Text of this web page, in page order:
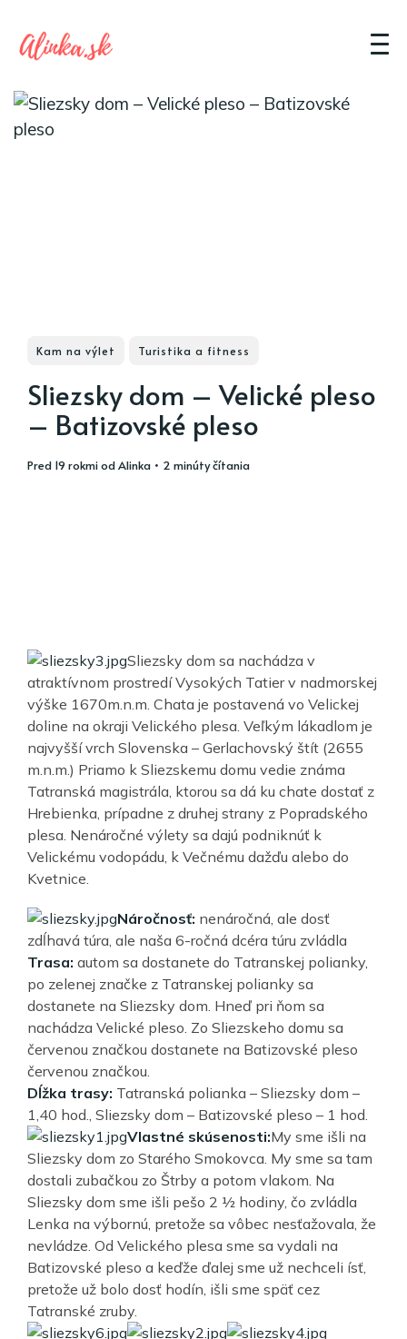
Kam na výlet Turistika a fitness
Sliezsky dom – Velické pleso
– Batizovské pleso
pred 19 rokmiodAlinka • 2 minúty čítania
Sliezsky dom sa nachádza v
atraktívnom prostredí Vysokých Tatier v nadmorskej
výške 1670m.n.m. Chata je postavená vo Velickej
doline na okraji Velického plesa. Veľkým lákadlom je
najvyšší vrch Slovenska – Gerlachovský štít (2655
m.n.m.) Priamo k Sliezskemu domu vedie známa
Tatranská magistrála, ktorou sa dá ku chate dostať z
Hrebienka, prípadne z druhej strany z Popradského
plesa. Nenáročné výlety sa dajú podniknúť k
Velickému vodopádu, k Večnému dažďu alebo do
Kvetnice.
Náročnosť: nenáročná, ale dosť
zdĺhavá túra, ale naša 6-ročná dcéra túru zvládla
Trasa: autom sa dostanete do Tatranskej polianky,
po zelenej značke z Tatranskej polianky sa
dostanete na Sliezsky dom. Hneď pri ňom sa
nachádza Velické pleso. Zo Sliezskeho domu sa
červenou značkou dostanete na Batizovské pleso
červenou značkou.
Dĺžka trasy: Tatranská polianka – Sliezsky dom –
1,40 hod., Sliezsky dom – Batizovské pleso – 1 hod.
Vlastné skúsenosti:My sme išli na
Sliezsky dom zo Starého Smokovca. My sme sa tam
dostali zubačkou zo Štrby a potom vlakom. Na
Sliezsky dom sme išli pešo 2 ½ hodiny, čo zvládla
Lenka na výbornú, pretože sa vôbec nesťažovala, že
nevládze. Od Velického plesa sme sa vydali na
Batizovské pleso a keďže ďalej sme už nechceli ísť,
pretože už bolo dosť hodín, išli sme späť cez
Tatranské zruby.